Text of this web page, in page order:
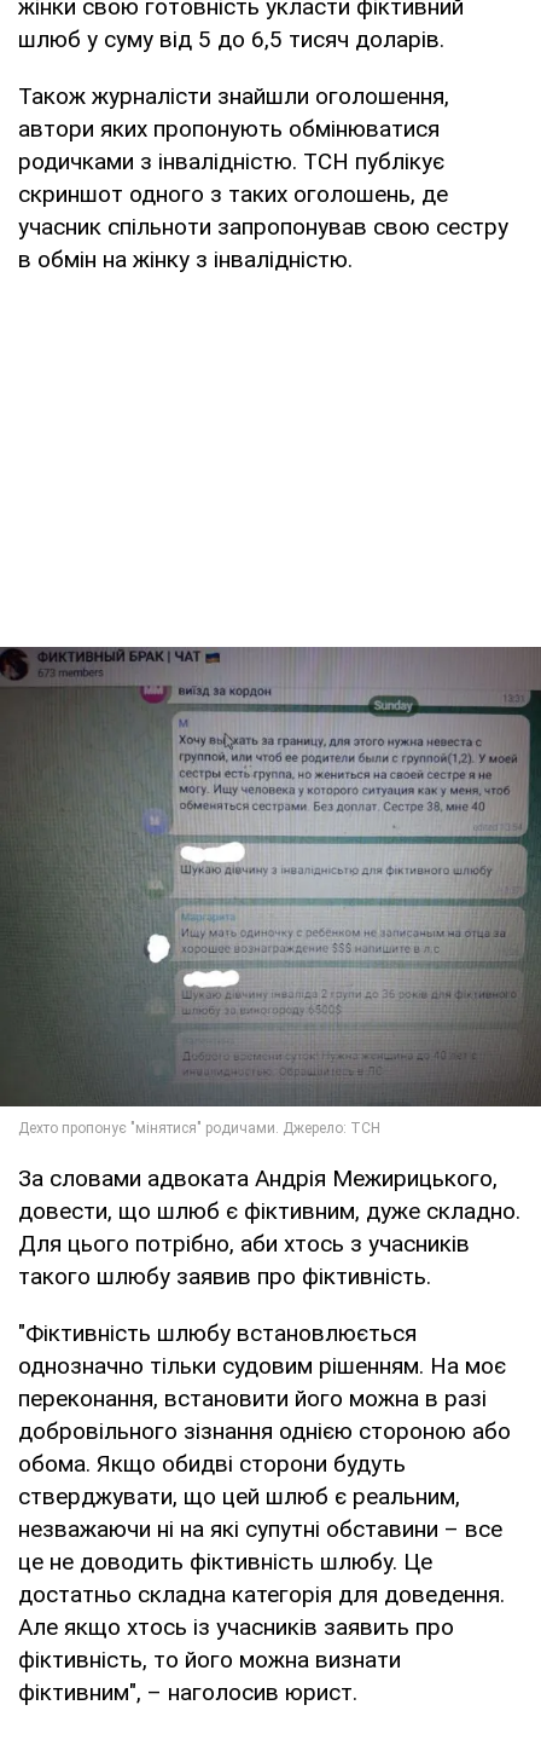
жінки свою готовність укласти фіктивний
шлюб у суму від 5 до 6,5 тисяч доларів.
Також журналісти знайшли оголошення,
автори яких пропонують обмінюватися
родичками з інвалідністю. ТСН публікує
скриншот одного з таких оголошень, де
учасник спільноти запропонував свою сестру
в обмін на жінку з інвалідністю.
За словами адвоката Андрія Межирицького,
довести, що шлюб є фіктивним, дуже складно.
Для цього потрібно, аби хтось з учасників
такого шлюбу заявив про фіктивність.
"Фіктивність шлюбу встановлюється
однозначно тільки судовим рішенням. На моє
переконання, встановити його можна в разі
добровільного зізнання однією стороною або
обома. Якщо обидві сторони будуть
стверджувати, що цей шлюб є реальним,
незважаючи ні на які супутні обставини – все
це не доводить фіктивність шлюбу. Це
достатньо складна категорія для доведення.
Але якщо хтось із учасників заявить про
фіктивність, то його можна визнати
фіктивним", – наголосив юрист.